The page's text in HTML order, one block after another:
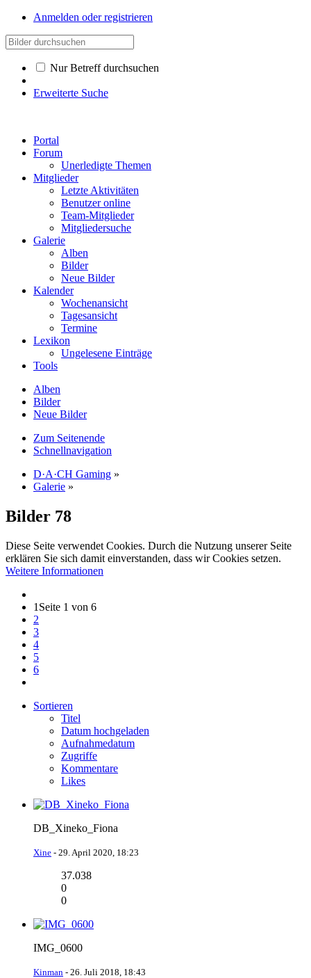
Anmelden oder registrieren
Nur Betreff durchsuchen
Erweiterte Suche
Portal
Forum
Unerledigte Themen
Mitglieder
Letzte Aktivitäten
Benutzer online
Team-Mitglieder
Mitgliedersuche
Galerie
Alben
Bilder
Neue Bilder
Kalender
Wochenansicht
Tagesansicht
Termine
Lexikon
Ungelesene Einträge
Tools
Alben
Bilder
Neue Bilder
Zum Seitenende
Schnellnavigation
D·A·CH Gaming »
Galerie »
Bilder 78
Diese Seite verwendet Cookies. Durch die Nutzung unserer Seite
erklären Sie sich damit einverstanden, dass wir Cookies setzen.
Weitere Informationen
1 Seite 1 von 6
2
3
4
5
6
Sortieren
Titel
Datum hochgeladen
Aufnahmedatum
Zugriffe
Kommentare
Likes
DB_Xineko_Fiona
Xine - 29. April 2020, 18:23
37.038
0
0
IMG_0600
Kinman - 26. Juli 2018, 18:43